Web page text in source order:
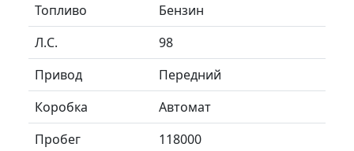
Топливо
Бензин
Л.C.
98
Привод
Передний
Коробка
Автомат
Пробег
118000